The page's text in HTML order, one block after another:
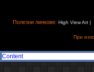
Полезни линкове: High View Art|
При
Content